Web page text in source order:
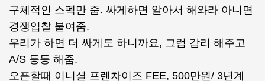
구체적인 스펙만 줌. 싸게하면 알아서 해와라 아니면
경쟁입찰 붙여줌.
우리가 하면 더 싸게도 하니까요, 그럼 감리 해주고
A/S 등등 해줌.
오픈할때 이니셜 프렌차이즈 FEE, 500만원/ 3년계